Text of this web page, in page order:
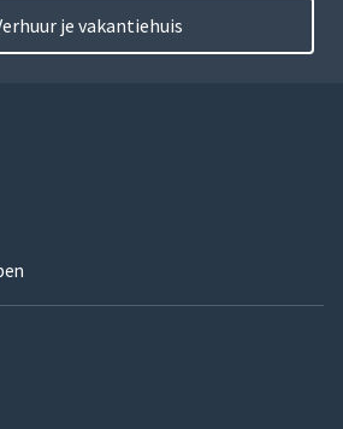
je vakantiehuis